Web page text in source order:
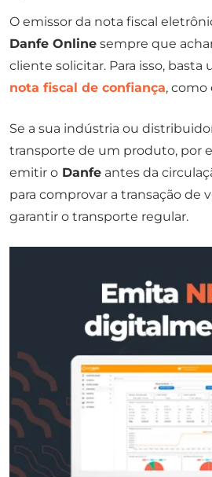
O emissor da nota fiscal
Danfe Online sempre que
cliente solicitar. Para isso, basta
nota fiscal de confiança, como
Se a sua indústria ou
transporte de um produto, por
emitir o Danfe antes da
para comprovar a transação de
garantir o transporte regular.